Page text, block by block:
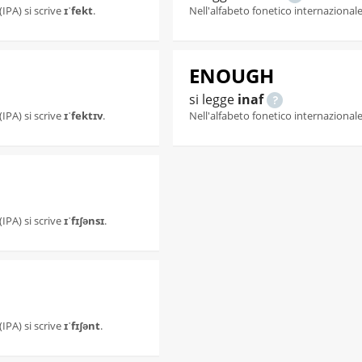
si scriveɪˈfekt.
si scriveɪˈfektɪv.
si scriveɪˈfɪʃənsɪ.
si scriveɪˈfɪʃənt.
Nell'alfabeto fonetico
ENOUGH
si legge inaf
Nell'alfabeto fonetico